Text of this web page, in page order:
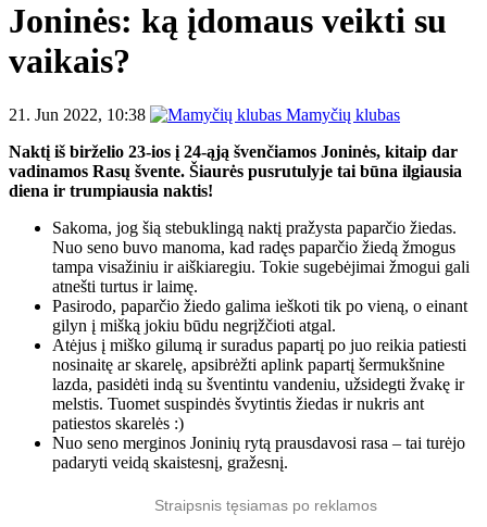
Joninės: ką įdomaus veikti su
vaikais?
21. Jun 2022, 10:38
Mamyčių klubas
Naktį iš birželio 23-ios į 24-ąją švenčiamos Joninės, kitaip dar
vadinamos Rasų švente. Šiaurės pusrutulyje tai būna ilgiausia
diena ir trumpiausia naktis!
Sakoma, jog šią stebuklingą naktį pražysta paparčio žiedas.
Nuo seno buvo manoma, kad radęs paparčio žiedą žmogus
tampa visažiniu ir aiškiaregiu. Tokie sugebėjimai žmogui gali
atnešti turtus ir laimę.
Pasirodo, paparčio žiedo galima ieškoti tik po vieną, o einant
gilyn į mišką jokiu būdu negrįžčioti atgal.
Atėjus į miško gilumą ir suradus papartį po juo reikia patiesti
nosinaitę ar skarelę, apsibrėžti aplink papartį šermukšnine
lazda, pasidėti indą su šventintu vandeniu, užsidegti žvakę ir
melstis. Tuomet suspindės švytintis žiedas ir nukris ant
patiestos skarelės :)
Nuo seno merginos Joninių rytą prausdavosi rasa – tai turėjo
padaryti veidą skaistesnį, gražesnį.
Straipsnis tęsiamas po reklamos